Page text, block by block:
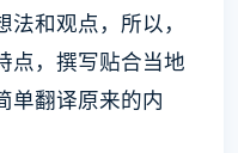
和观点，所以，
点，撰写贴合当地
单翻译原来的内